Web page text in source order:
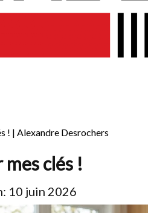
! | Alexandre Desrochers
clés !
10 juin 2026